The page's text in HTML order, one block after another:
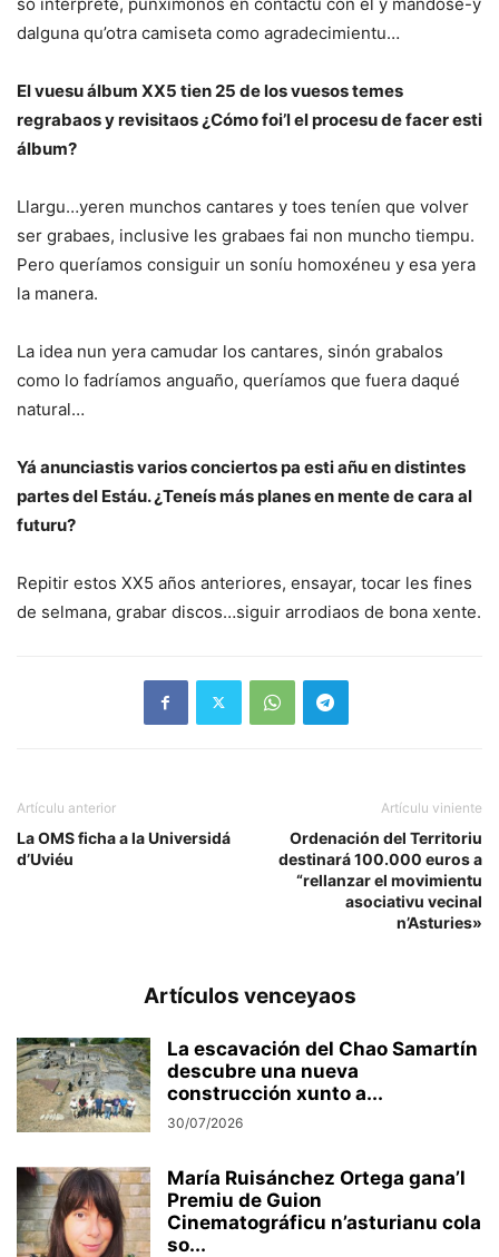
dalguna qu’otra camiseta como agradecimientu…
El vuesu álbum XX5 tien 25 de los vuesos temes
regrabaos y revisitaos ¿Cómo foi’l el procesu de facer esti
álbum?
Llargu…yeren munchos cantares y toes teníen que volver
ser grabaes, inclusive les grabaes fai non muncho tiempu.
Pero queríamos consiguir un soníu homoxéneu y esa yera
la manera.
La idea nun yera camudar los cantares, sinón grabalos
como lo fadríamos anguaño, queríamos que fuera daqué
natural…
Yá anunciastis varios conciertos pa esti añu en distintes
partes del Estáu. ¿Teneís más planes en mente de cara al
futuru?
Repitir estos XX5 años anteriores, ensayar, tocar les fines
de selmana, grabar discos…siguir arrodiaos de bona xente.
Artículu anterior
La OMS ficha a la Universidá
d’Uviéu
Artículu viniente
Ordenación del Territoriu
destinará 100.000 euros a
“rellanzar el movimientu
asociativu vecinal
n’Asturies»
Artículos venceyaos
La escavación del Chao Samartín
descubre una nueva
construcción xunto a...
30/07/2026
María Ruisánchez Ortega gana’l
Premiu de Guion
Cinematográficu n’asturianu cola
so...